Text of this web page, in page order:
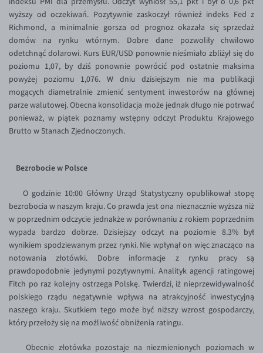
Inne pary walutowe
AUD/PLN
BGN/PLN
CAD/PLN
CNY/PLN
HKD/PLN
HUF/PLN
JPY/PLN
RON/PLN
SGD/PLN
TRY/PLN
ZAR/PLN
EUR/USD
EUR/GBP
EUR/CHF
Aplikacja mobilna
Bezpieczeństwo
Pomoc
Pomoc
FAQ
Konto i opłaty
Wymiana walut
Przelewy zagraniczne
Poradnik
KONTAKT
Kontakt
Dla mediów
PL
wyższy od oczekiwań. Pozytywnie zaskoczył również indeks Fed z
Richmond, a minimalnie gorsza od prognoz okazała się sprzedaż
domów na rynku wtórnym. Dobre dane pozwoliły chwilowo
odetchnąć dolarowi. Kurs EUR/USD ponownie nieśmiało zbliżył się do
poziomu 1,07, by dziś ponownie powrócić pod ostatnie maksima
powyżej poziomu 1,076. W dniu dzisiejszym nie ma publikacji
mogących diametralnie zmienić sentyment inwestorów na głównej
parze walutowej. Obecna konsolidacja może jednak długo nie potrwać
ponieważ, w piątek poznamy wstępny odczyt Produktu Krajowego
Brutto w Stanach Zjednoczonych.
Bezrobocie w Polsce
O godzinie 10:00 Główny Urząd Statystyczny opublikował stopę
bezrobocia w naszym kraju. Co prawda jest ona nieznacznie wyższa niż
w poprzednim odczycie jednakże w porównaniu z rokiem poprzednim
wypada bardzo dobrze. Dzisiejszy odczyt na poziomie 8.3% był
wynikiem spodziewanym przez rynki. Nie wpłynął on więc znacząco na
notowania złotówki. Dobre informacje z rynku pracy są
prawdopodobnie jedynymi pozytywnymi. Analityk agencji ratingowej
Fitch po raz kolejny ostrzega Polskę. Twierdzi, iż nieprzewidywalność
polskiego rządu negatywnie wpływa na atrakcyjność inwestycyjną
naszego kraju. Skutkiem tego może być niższy wzrost gospodarczy,
który przełoży się na możliwość obniżenia ratingu.
Obecnie złotówka pozostaje na niezmienionych poziomach w